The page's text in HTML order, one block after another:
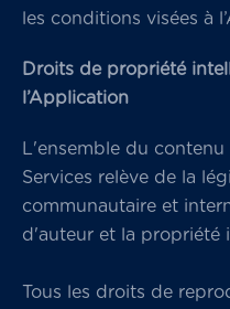
les conditions visées à
Droits de propriété
l’Application
L'ensemble du
Services relève de la
communautaire et
d'auteur et la propriété
Tous les droits de